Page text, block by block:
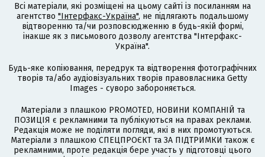
Всі матеріали, які розміщені на цьому сайті із посиланням на
агентство "Інтерфакс-Україна", не підлягають подальшому
відтворенню та/чи розповсюдженню в будь-якій формі,
інакше як з письмового дозволу агентства "Інтерфакс-
Україна".
Будь-яке копіювання, передрук та відтворення фотографічних
творів та/або аудіовізуальних творів правовласника Getty
Images - суворо забороняється.
Матеріали з плашкою PROMOTED, НОВИНИ КОМПАНІЙ та
ПОЗИЦІЯ є рекламними та публікуються на правах реклами.
Редакція може не поділяти погляди, які в них промотуються.
Матеріали з плашкою СПЕЦПРОЄКТ та ЗА ПІДТРИМКИ також є
рекламними, проте редакція бере участь у підготовці цього